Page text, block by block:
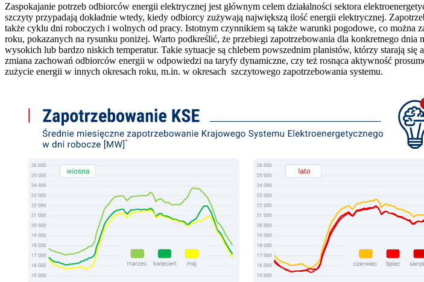
Zaspokajanie potrzeb odbiorców energii elektrycznej jest głównym celem działalności sektora
szczyty przypadają dokładnie wtedy, kiedy odbiorcy zużywają największą ilość energii elektrycznej.
także cyklu dni roboczych i wolnych od pracy. Istotnym czynnikiem są także warunki pogodowe, co można
roku, pokazanych na rysunku poniżej. Warto podkreślić, że przebiegi zapotrzebowania dla konkretnego
wysokich lub bardzo niskich temperatur. Takie sytuacje są chlebem powszednim planistów, którzy starają
zmiana zachowań odbiorców energii w odpowiedzi na taryfy dynamiczne, czy też rosnąca aktywność
zużycie energii w innych okresach roku, m.in. w okresach szczytowego zapotrzebowania systemu.